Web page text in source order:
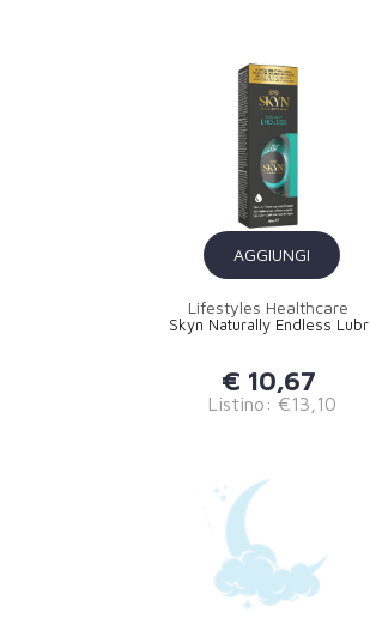
AGGIUNGI
Lifestyles Healthcare
Skyn Naturally Endless Lubr
€ 10,67
Listino: €13,10